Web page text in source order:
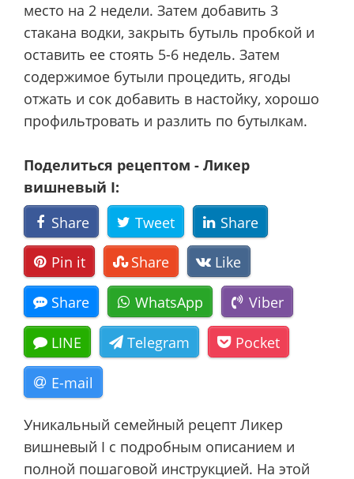
место на 2 недели. Затем добавить 3
стакана водки, закрыть бутыль пробкой и
оставить ее стоять 5-6 недель. Затем
содержимое бутыли процедить, ягоды
отжать и сок добавить в настойку, хорошо
профильтровать и разлить по бутылкам.
Поделиться рецептом - Ликер
вишневый I:
Share
Tweet Share
Pin it Share Like
Share WhatsApp Viber
LINE Telegram Pocket
E-mail
Уникальный семейный рецепт Ликер
вишневый I с подробным описанием и
полной пошаговой инструкцией. На этой